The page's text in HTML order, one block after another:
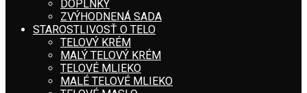
DOPLNKY
ZVÝHODNENÁ SADA
STAROSTLIVOSŤ O TELO
TELOVÝ KRÉM
MALÝ TELOVÝ KRÉM
TELOVÉ MLIEKO
MALÉ TELOVÉ MLIEKO